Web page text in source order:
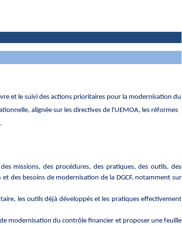
et le suivi des actions prioritaires pour la modernisation du
alignée sur les directives de l'UEMOA, les réformes
missions, des procédures, des pratiques, des outils, des
des besoins de modernisation de la DGCF, notamment sur
les outils déjà développés et les pratiques effectivement
modernisation du contrôle financier et proposer une feuille